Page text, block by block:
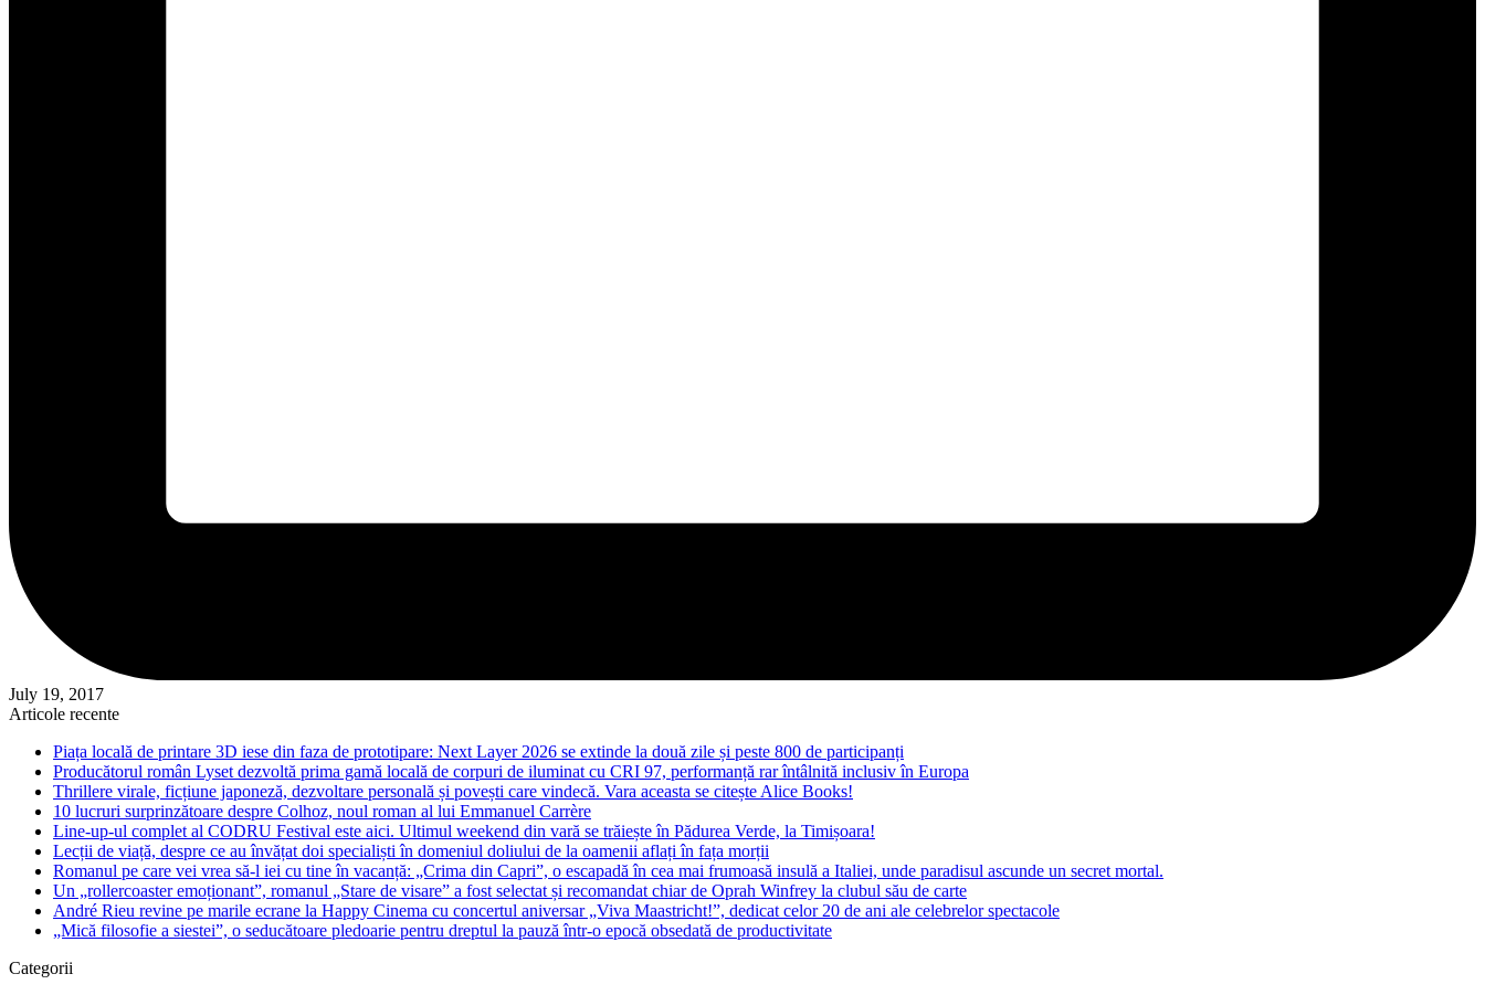
July 19, 2017
Articole recente
Piața locală de printare 3D iese din faza de prototipare: Next Layer 2026 se extinde la două zile și peste 800 de participanți
Producătorul român Lyset dezvoltă prima gamă locală de corpuri de iluminat cu CRI 97, performanță rar întâlnită inclusiv în Europa
Thrillere virale, ficțiune japoneză, dezvoltare personală și povești care vindecă. Vara aceasta se citește Alice Books!
10 lucruri surprinzătoare despre Colhoz, noul roman al lui Emmanuel Carrère
Line-up-ul complet al CODRU Festival este aici. Ultimul weekend din vară se trăiește în Pădurea Verde, la Timișoara!
Lecții de viață, despre ce au învățat doi specialiști în domeniul doliului de la oamenii aflați în fața morții
Romanul pe care vei vrea să-l iei cu tine în vacanță: „Crima din Capri”, o escapadă în cea mai frumoasă insulă a Italiei, unde paradisul ascunde un secret mortal.
Un „rollercoaster emoționant”, romanul „Stare de visare” a fost selectat și recomandat chiar de Oprah Winfrey la clubul său de carte
André Rieu revine pe marile ecrane la Happy Cinema cu concertul aniversar „Viva Maastricht!”, dedicat celor 20 de ani ale celebrelor spectacole
„Mică filosofie a siestei”, o seducătoare pledoarie pentru dreptul la pauză într-o epocă obsedată de productivitate
Categorii